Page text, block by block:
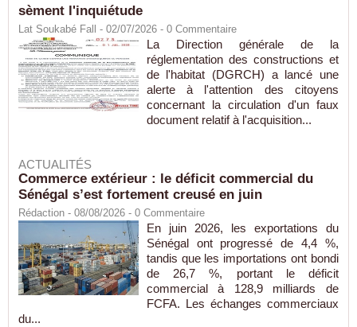
sèment l'inquiétude
Lat Soukabé Fall - 02/07/2026 - 0 Commentaire
La Direction générale de la
réglementation des constructions et
de l'habitat (DGRCH) a lancé une
alerte à l'attention des citoyens
concernant la circulation d'un faux
document relatif à l'acquisition...
ACTUALITÉS
Commerce extérieur : le déficit commercial du
Sénégal s’est fortement creusé en juin
Rédaction - 08/08/2026 - 0 Commentaire
En juin 2026, les exportations du
Sénégal ont progressé de 4,4 %,
tandis que les importations ont bondi
de 26,7 %, portant le déficit
commercial à 128,9 milliards de
FCFA. Les échanges commerciaux
du...